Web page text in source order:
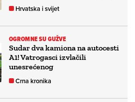
Hrvatska i svijet
OGROMNE SU GUŽVE
Sudar dva kamiona na autocesti
A1! Vatrogasci izvlačili
unesrećenog
Crna kronika